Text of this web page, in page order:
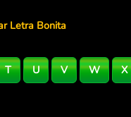
Letra Bonita
T U V W X